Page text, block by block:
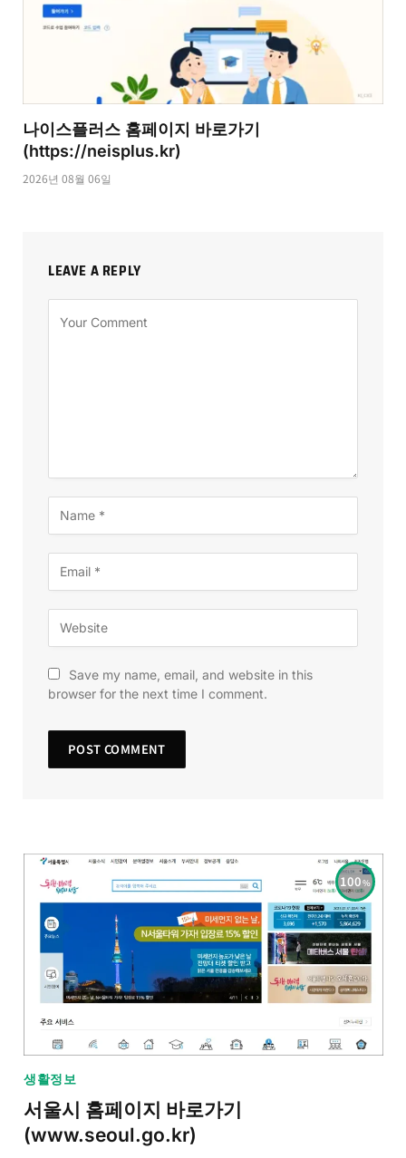
나이스플러스 홈페이지 바로가기
(https://neisplus.kr)
2026년 08월 06일
LEAVE A REPLY
Save my name, email, and website in this
browser for the next time I comment.
100
생활정보
서울시 홈페이지 바로가기
(www.seoul.go.kr)